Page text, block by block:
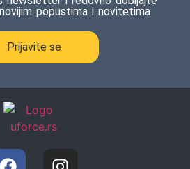
popustima i novitetima
Prijavite se